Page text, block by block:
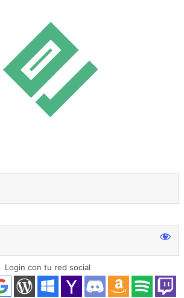
Acceder
Login con tu red social